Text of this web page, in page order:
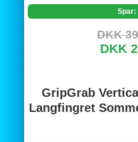
Spar:
DKK
DKK
GripGrab
Langfingret